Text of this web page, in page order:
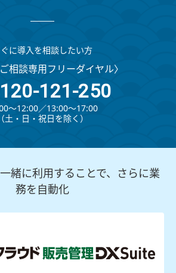
に導入を相談したい方
相談専用フリーダイヤル〉
121-250
～12:00∕13:00～17:00
（⼟・⽇・祝⽇を除く）
緒に利用することで、さらに業
務を自動化